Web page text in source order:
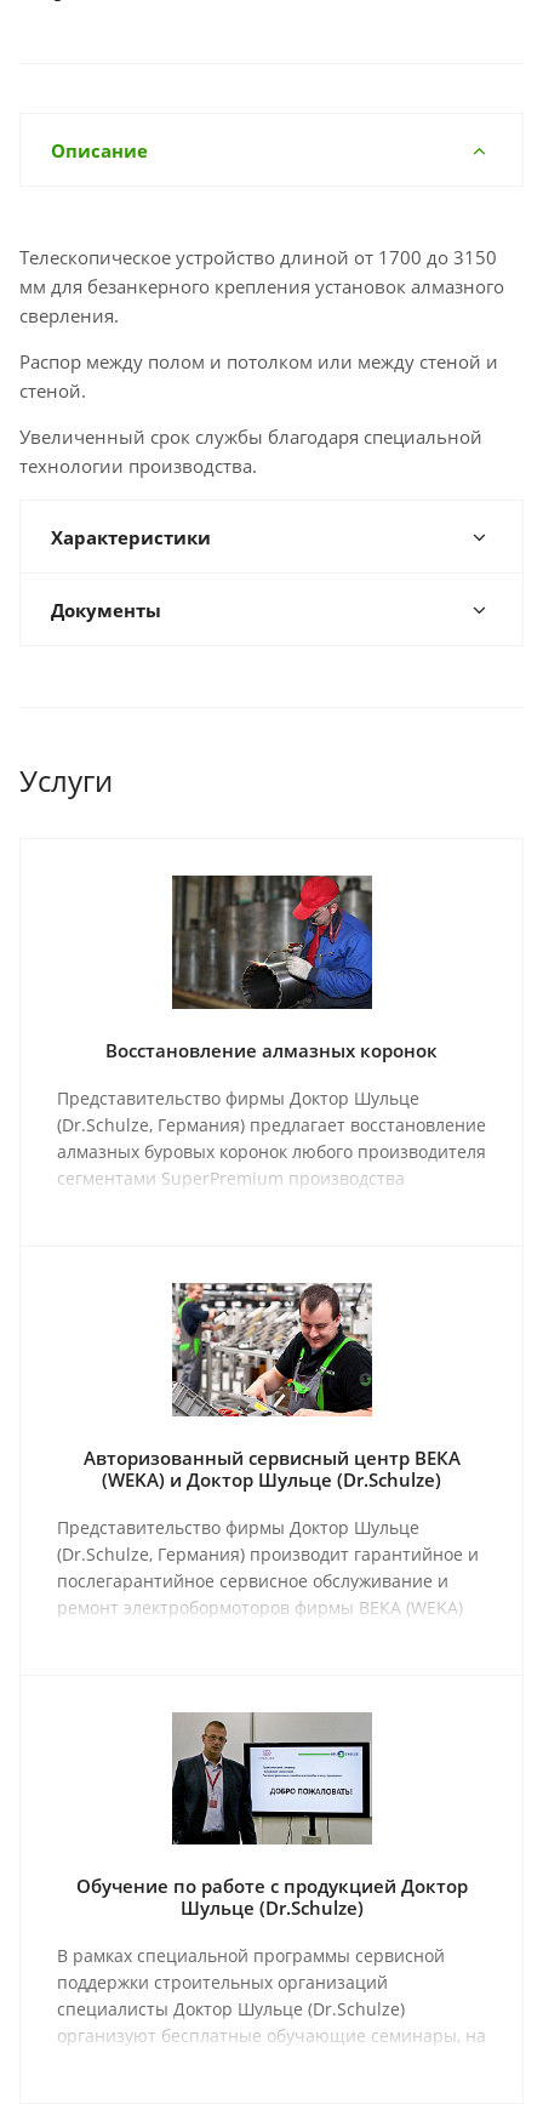
Описание
Телескопическое устройство длиной от 1700 до 3150
мм для безанкерного крепления установок алмазного
сверления.
Распор между полом и потолком или между стеной и
стеной.
Увеличенный срок службы благодаря специальной
технологии производства.
Характеристики
Документы
Услуги
Восстановление алмазных коронок
Представительство фирмы Доктор Шульце
(Dr.Schulze, Германия) предлагает восстановление
алмазных буровых коронок любого производителя
сегментами SuperPremium производства
Авторизованный сервисный центр ВЕКА
(WEKA) и Доктор Шульце (Dr.Schulze)
Представительство фирмы Доктор Шульце
(Dr.Schulze, Германия) производит гарантийное и
послегарантийное сервисное обслуживание и
ремонт электробормоторов фирмы ВЕКА (WEKA)
Обучение по работе с продукцией Доктор
Шульце (Dr.Schulze)
В рамках специальной программы сервисной
поддержки строительных организаций
специалисты Доктор Шульце (Dr.Schulze)
организуют бесплатные обучающие семинары, на